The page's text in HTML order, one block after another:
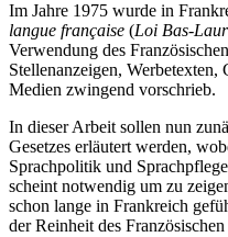
Im Jahre 1975 wurde in
langue française (Loi Bas-
Verwendung des
Stellenanzeigen, Werbetexten,
Medien zwingend vorschrieb.
In dieser Arbeit sollen nun
Gesetzes erläutert werden,
Sprachpolitik und
scheint notwendig um zu
schon lange in Frankreich
der Reinheit des Französischen